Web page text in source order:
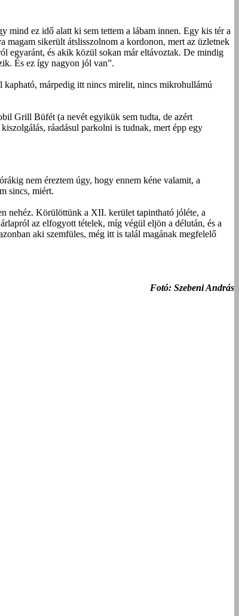
mind ez idő alatt ki sem tettem a lábam innen. Egy kis tér a
magam sikerült átslisszolnom a kordonon, mert az üzletnek
egyaránt, és akik közül sokan már eltávoztak. De mindig
És ez így nagyon jól van”.
márpedig itt nincs mirelit, nincs mikrohullámú
Grill Büfét (a nevét egyikük sem tudta, de azért
ráadásul parkolni is tudnak, mert épp egy
nem éreztem úgy, hogy ennem kéne valamit, a
sincs, miért.
nehéz. Körülöttünk a XII. kerület tapintható jóléte, a
az elfogyott tételek, míg végül eljön a délután, és a
aki szemfüles, még itt is talál magának megfelelő
Fotó: Szebeni András